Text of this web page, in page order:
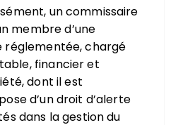
un commissaire
membre d’une
réglementée, chargé
financier et
dont il est
d’un droit d’alerte
dans la gestion du